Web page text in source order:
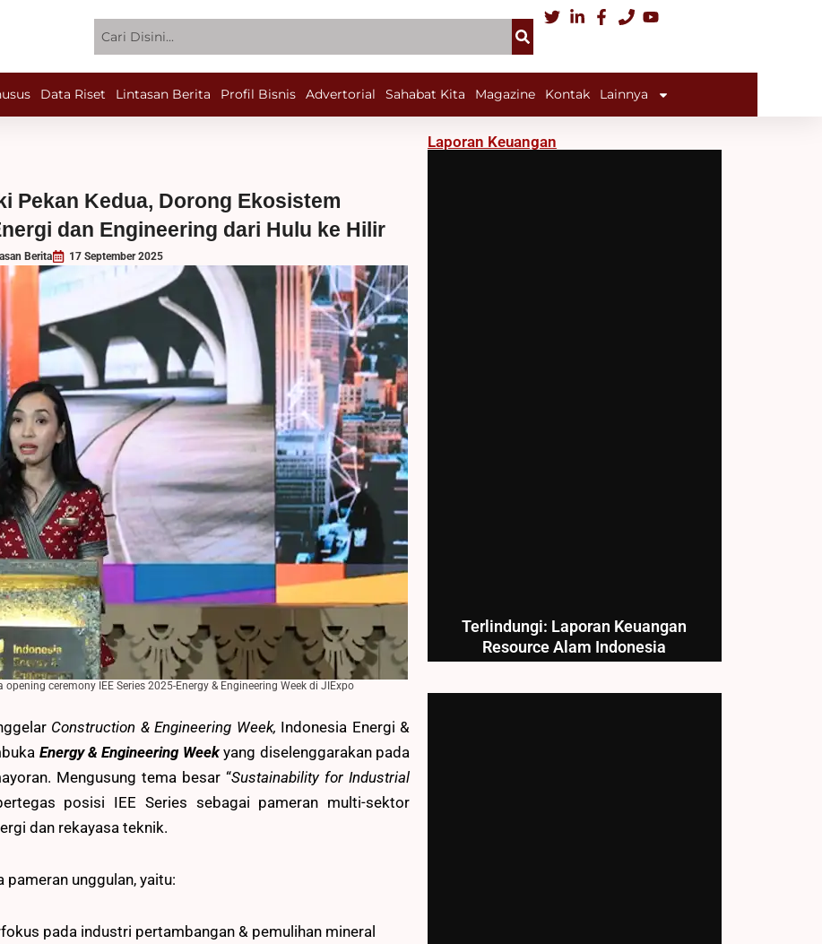
Data Riset Lintasan Berita Profil Bisnis Advertorial Sahabat Kita Magazine Kontak Lainnya
Pekan Kedua, Dorong Ekosistem
dan Engineering dari Hulu ke Hilir
Berita 17 September 2025
ceremony IEE Series 2025-Energy & Engineering Week di JIExpo
Construction & Engineering Week, Indonesia Energi &
Energy & Engineering Weekyang diselenggarakan pada
Mengusung tema besar “Sustainability for Industrial
posisi IEE Series sebagai pameran multi-sektor
dan rekayasa teknik.
pameran unggulan, yaitu:
pada industri pertambangan & pemulihan mineral
Laporan Keuangan
Terlindungi: Laporan Keuangan
Resource Alam Indonesia